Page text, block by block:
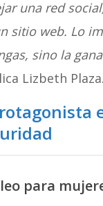
una red
sitio web. Lo
sino la
Lizbeth Plaza.
para